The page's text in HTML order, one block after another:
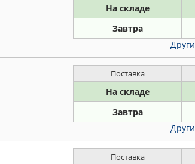
На складе
Завтра
Поставка
На складе
Завтра
Поставка